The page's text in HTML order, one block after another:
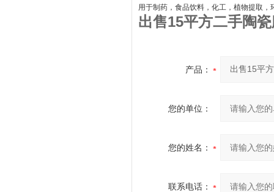
用于制药，食品饮料，化工，植物提取，
出售15平方二手陶
产品：
您的单位：
您的姓名：
联系电话：